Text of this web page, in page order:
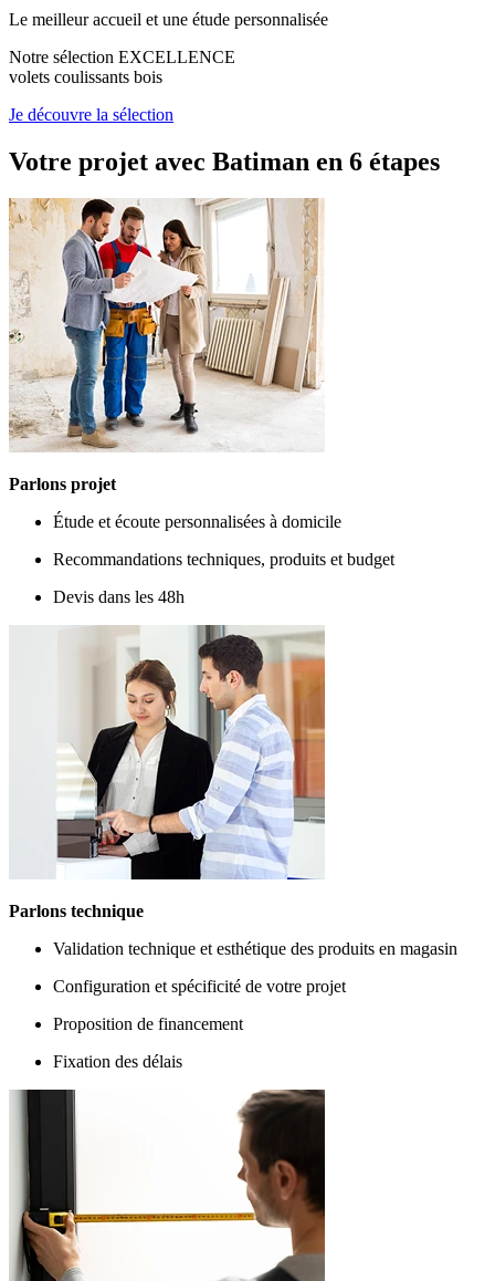
Le meilleur accueil et une étude personnalisée
Notre sélection EXCELLENCE
volets coulissants bois
Je découvre la sélection
Votre projet avec Batiman en 6 étapes
Parlons projet
Étude et écoute personnalisées à domicile
Recommandations techniques, produits et budget
Devis dans les 48h
Parlons technique
Validation technique et esthétique des produits en magasin
Configuration et spécificité de votre projet
Proposition de financement
Fixation des délais